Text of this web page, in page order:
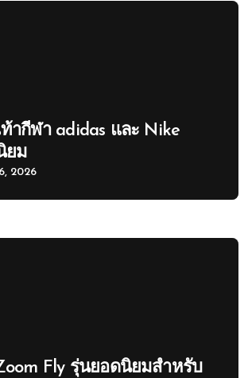
ท้ากีฬา adidas และ Nike
ยม
2026
Fly รุ่นยอดนิยมสำหรับ